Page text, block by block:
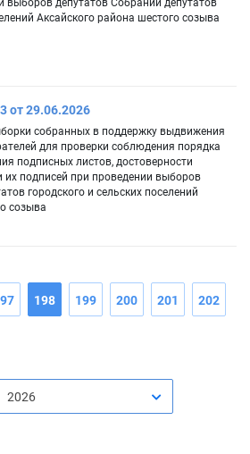
выборов депутатов Собраний депутатов
Аксайского района шестого созыва
от 29.06.2026
собранных в поддержку выдвижения
для проверки соблюдения порядка
подписных листов, достоверности
их подписей при проведении выборов
городского и сельских поселений
созыва
198 199 200 201 202
2026